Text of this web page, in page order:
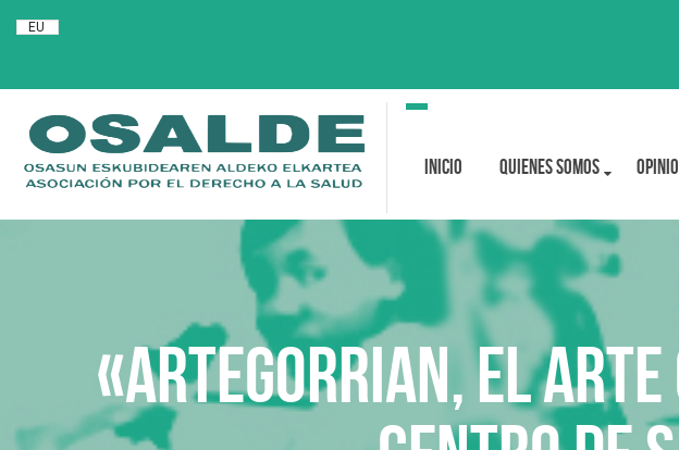
EU
Toggle
Inicio Quienes Somos
«Artegorrian, el arte